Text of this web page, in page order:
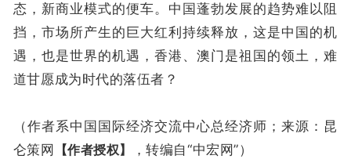
态，新商业模式的便车。中国蓬勃发展的趋势难以阻
挡，市场所产生的巨大红利持续释放，这是中国的机
遇，也是世界的机遇，香港、澳门是祖国的领土，难
道甘愿成为时代的落伍者？
（作者系中国国际经济交流中心总经济师；来源：昆
仑策网
【作者授权】 ，转编自“中宏网”）